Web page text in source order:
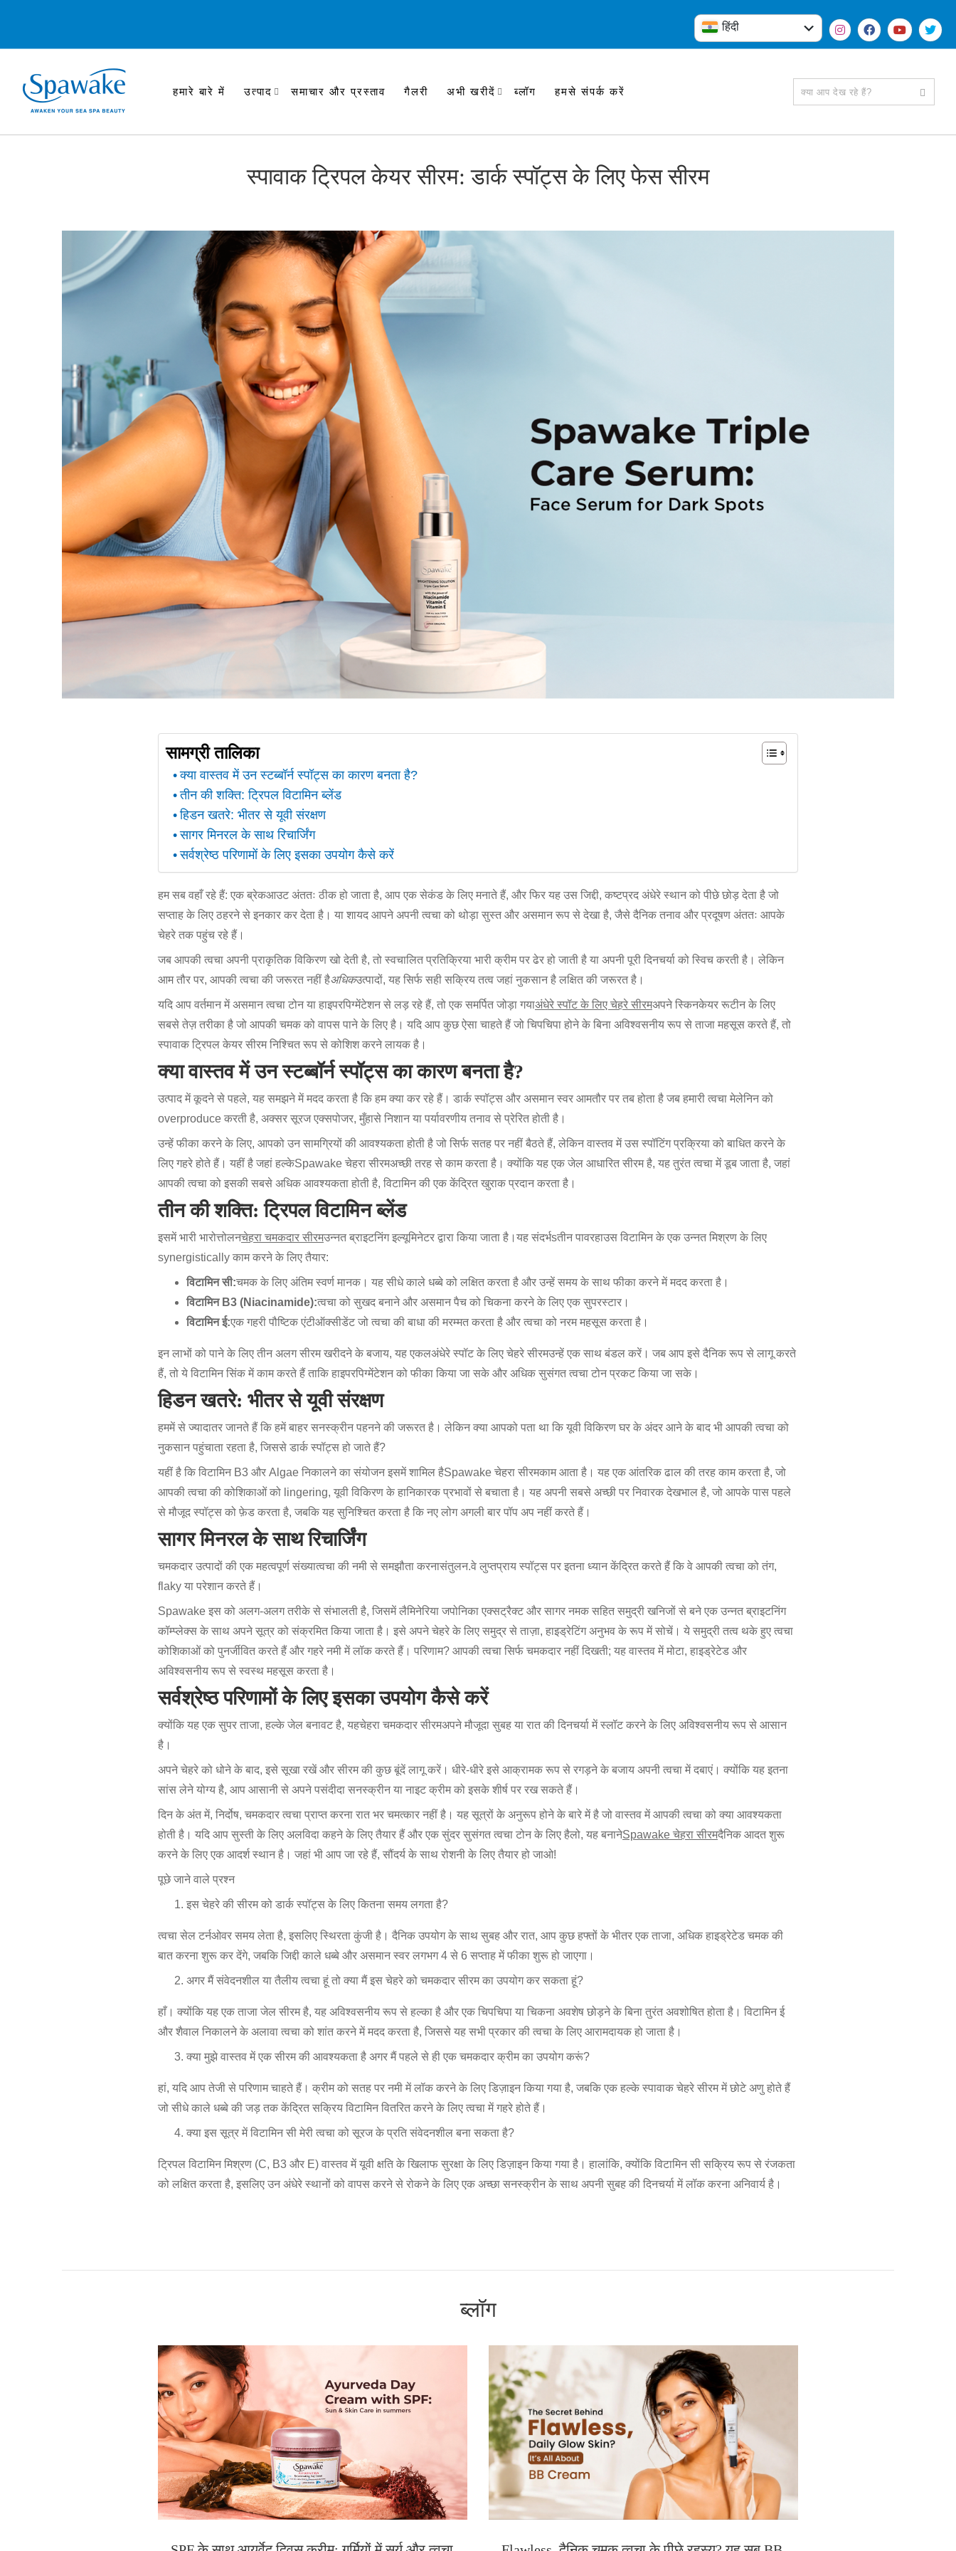
हिंदी
English
हमारे बारे में उत्पाद समाचार और प्रस्ताव गैलरी अभी खरीदें ब्लॉग हमसे संपर्क करें
स्पावाक ट्रिपल केयर सीरम: डार्क स्पॉट्स के लिए फेस सीरम
सामग्री तालिका
क्या वास्तव में उन स्टब्बॉर्न स्पॉट्स का कारण बनता है?
तीन की शक्ति: ट्रिपल विटामिन ब्लेंड
हिडन खतरे: भीतर से यूवी संरक्षण
सागर मिनरल के साथ रिचार्जिंग
सर्वश्रेष्ठ परिणामों के लिए इसका उपयोग कैसे करें
हम सब वहाँ रहे हैं: एक ब्रेकआउट अंततः ठीक हो जाता है, आप एक सेकंड के लिए मनाते हैं, और फिर यह उस जिद्दी, कष्टप्रद अंधेरे स्थान को पीछे छोड़ देता है जो
सप्ताह के लिए ठहरने से इनकार कर देता है। या शायद आपने अपनी त्वचा को थोड़ा सुस्त और असमान रूप से देखा है, जैसे दैनिक तनाव और प्रदूषण अंततः आपके
चेहरे तक पहुंच रहे हैं।
जब आपकी त्वचा अपनी प्राकृतिक विकिरण खो देती है, तो स्वचालित प्रतिक्रिया भारी क्रीम पर ढेर हो जाती है या अपनी पूरी दिनचर्या को स्विच करती है। लेकिन
आम तौर पर, आपकी त्वचा की जरूरत नहीं हैअधिकउत्पादों, यह सिर्फ सही सक्रिय तत्व जहां नुकसान है लक्षित की जरूरत है।
यदि आप वर्तमान में असमान त्वचा टोन या हाइपरपिग्मेंटेशन से लड़ रहे हैं, तो एक समर्पित जोड़ा गयाअंधेरे स्पॉट के लिए चेहरे सीरमअपने स्किनकेयर रूटीन के लिए
सबसे तेज़ तरीका है जो आपकी चमक को वापस पाने के लिए है। यदि आप कुछ ऐसा चाहते हैं जो चिपचिपा होने के बिना अविश्वसनीय रूप से ताजा महसूस करते हैं, तो
स्पावाक ट्रिपल केयर सीरम निश्चित रूप से कोशिश करने लायक है।
क्या वास्तव में उन स्टब्बॉर्न स्पॉट्स का कारण बनता है?
उत्पाद में कूदने से पहले, यह समझने में मदद करता है कि हम क्या कर रहे हैं। डार्क स्पॉट्स और असमान स्वर आमतौर पर तब होता है जब हमारी त्वचा मेलेनिन को
overproduce करती है, अक्सर सूरज एक्सपोजर, मुँहासे निशान या पर्यावरणीय तनाव से प्रेरित होती है।
उन्हें फीका करने के लिए, आपको उन सामग्रियों की आवश्यकता होती है जो सिर्फ सतह पर नहीं बैठते हैं, लेकिन वास्तव में उस स्पॉटिंग प्रक्रिया को बाधित करने के
लिए गहरे होते हैं। यहीं है जहां हल्केSpawake चेहरा सीरमअच्छी तरह से काम करता है। क्योंकि यह एक जेल आधारित सीरम है, यह तुरंत त्वचा में डूब जाता है, जहां
आपकी त्वचा को इसकी सबसे अधिक आवश्यकता होती है, विटामिन की एक केंद्रित खुराक प्रदान करता है।
तीन की शक्ति: ट्रिपल विटामिन ब्लेंड
इसमें भारी भारोत्तोलनचेहरा चमकदार सीरमउन्नत ब्राइटनिंग इल्यूमिनेटर द्वारा किया जाता है। यह संदर्भsतीन पावरहाउस विटामिन के एक उन्नत मिश्रण के लिए
synergistically काम करने के लिए तैयार:
विटामिन सी:चमक के लिए अंतिम स्वर्ण मानक। यह सीधे काले धब्बे को लक्षित करता है और उन्हें समय के साथ फीका करने में मदद करता है।
विटामिन B3 (Niacinamide):त्वचा को सुखद बनाने और असमान पैच को चिकना करने के लिए एक सुपरस्टार।
विटामिन ई:एक गहरी पौष्टिक एंटीऑक्सीडेंट जो त्वचा की बाधा की मरम्मत करता है और त्वचा को नरम महसूस करता है।
इन लाभों को पाने के लिए तीन अलग सीरम खरीदने के बजाय, यह एकलअंधेरे स्पॉट के लिए चेहरे सीरमउन्हें एक साथ बंडल करें। जब आप इसे दैनिक रूप से लागू करते
हैं, तो ये विटामिन सिंक में काम करते हैं ताकि हाइपरपिग्मेंटेशन को फीका किया जा सके और अधिक सुसंगत त्वचा टोन प्रकट किया जा सके।
हिडन खतरे: भीतर से यूवी संरक्षण
हममें से ज्यादातर जानते हैं कि हमें बाहर सनस्क्रीन पहनने की जरूरत है। लेकिन क्या आपको पता था कि यूवी विकिरण घर के अंदर आने के बाद भी आपकी त्वचा को
नुकसान पहुंचाता रहता है, जिससे डार्क स्पॉट्स हो जाते हैं?
यहीं है कि विटामिन B3 और Algae निकालने का संयोजन इसमें शामिल हैSpawake चेहरा सीरमकाम आता है। यह एक आंतरिक ढाल की तरह काम करता है, जो
आपकी त्वचा की कोशिकाओं को lingering, यूवी विकिरण के हानिकारक प्रभावों से बचाता है। यह अपनी सबसे अच्छी पर निवारक देखभाल है, जो आपके पास पहले
से मौजूद स्पॉट्स को फ़ेड करता है, जबकि यह सुनिश्चित करता है कि नए लोग अगली बार पॉप अप नहीं करते हैं।
सागर मिनरल के साथ रिचार्जिंग
चमकदार उत्पादों की एक महत्वपूर्ण संख्यात्वचा की नमी से समझौता करनासंतुलन.वे लुप्तप्राय स्पॉट्स पर इतना ध्यान केंद्रित करते हैं कि वे आपकी त्वचा को तंग,
flaky या परेशान करते हैं।
Spawake इस को अलग-अलग तरीके से संभालती है, जिसमें लैमिनेरिया जपोनिका एक्सट्रैक्ट और सागर नमक सहित समुद्री खनिजों से बने एक उन्नत ब्राइटनिंग
कॉम्प्लेक्स के साथ अपने सूत्र को संक्रमित किया जाता है। इसे अपने चेहरे के लिए समुद्र से ताज़ा, हाइड्रेटिंग अनुभव के रूप में सोचें। ये समुद्री तत्व थके हुए त्वचा
कोशिकाओं को पुनर्जीवित करते हैं और गहरे नमी में लॉक करते हैं। परिणाम? आपकी त्वचा सिर्फ चमकदार नहीं दिखती; यह वास्तव में मोटा, हाइड्रेटेड और
अविश्वसनीय रूप से स्वस्थ महसूस करता है।
सर्वश्रेष्ठ परिणामों के लिए इसका उपयोग कैसे करें
क्योंकि यह एक सुपर ताजा, हल्के जेल बनावट है, यहचेहरा चमकदार सीरमअपने मौजूदा सुबह या रात की दिनचर्या में स्लॉट करने के लिए अविश्वसनीय रूप से आसान
है।
अपने चेहरे को धोने के बाद, इसे सूखा रखें और सीरम की कुछ बूंदें लागू करें। धीरे-धीरे इसे आक्रामक रूप से रगड़ने के बजाय अपनी त्वचा में दबाएं। क्योंकि यह इतना
सांस लेने योग्य है, आप आसानी से अपने पसंदीदा सनस्क्रीन या नाइट क्रीम को इसके शीर्ष पर रख सकते हैं।
दिन के अंत में, निर्दोष, चमकदार त्वचा प्राप्त करना रात भर चमत्कार नहीं है। यह सूत्रों के अनुरूप होने के बारे में है जो वास्तव में आपकी त्वचा को क्या आवश्यकता
होती है। यदि आप सुस्ती के लिए अलविदा कहने के लिए तैयार हैं और एक सुंदर सुसंगत त्वचा टोन के लिए हैलो, यह बनानेSpawake चेहरा सीरमदैनिक आदत शुरू
करने के लिए एक आदर्श स्थान है। जहां भी आप जा रहे हैं, सौंदर्य के साथ रोशनी के लिए तैयार हो जाओ!
पूछे जाने वाले प्रश्न
इस चेहरे की सीरम को डार्क स्पॉट्स के लिए कितना समय लगता है?
त्वचा सेल टर्नओवर समय लेता है, इसलिए स्थिरता कुंजी है। दैनिक उपयोग के साथ सुबह और रात, आप कुछ हफ्तों के भीतर एक ताजा, अधिक हाइड्रेटेड चमक की
बात करना शुरू कर देंगे, जबकि जिद्दी काले धब्बे और असमान स्वर लगभग 4 से 6 सप्ताह में फीका शुरू हो जाएगा।
अगर मैं संवेदनशील या तैलीय त्वचा हूं तो क्या मैं इस चेहरे को चमकदार सीरम का उपयोग कर सकता हूं?
हाँ। क्योंकि यह एक ताजा जेल सीरम है, यह अविश्वसनीय रूप से हल्का है और एक चिपचिपा या चिकना अवशेष छोड़ने के बिना तुरंत अवशोषित होता है। विटामिन ई
और शैवाल निकालने के अलावा त्वचा को शांत करने में मदद करता है, जिससे यह सभी प्रकार की त्वचा के लिए आरामदायक हो जाता है।
क्या मुझे वास्तव में एक सीरम की आवश्यकता है अगर मैं पहले से ही एक चमकदार क्रीम का उपयोग करूं?
हां, यदि आप तेजी से परिणाम चाहते हैं। क्रीम को सतह पर नमी में लॉक करने के लिए डिज़ाइन किया गया है, जबकि एक हल्के स्पावाक चेहरे सीरम में छोटे अणु होते हैं
जो सीधे काले धब्बे की जड़ तक केंद्रित सक्रिय विटामिन वितरित करने के लिए त्वचा में गहरे होते हैं।
क्या इस सूत्र में विटामिन सी मेरी त्वचा को सूरज के प्रति संवेदनशील बना सकता है?
ट्रिपल विटामिन मिश्रण (C, B3 और E) वास्तव में यूवी क्षति के खिलाफ सुरक्षा के लिए डिज़ाइन किया गया है। हालांकि, क्योंकि विटामिन सी सक्रिय रूप से रंजकता
को लक्षित करता है, इसलिए उन अंधेरे स्थानों को वापस करने से रोकने के लिए एक अच्छा सनस्क्रीन के साथ अपनी सुबह की दिनचर्या में लॉक करना अनिवार्य है।
ब्लॉग